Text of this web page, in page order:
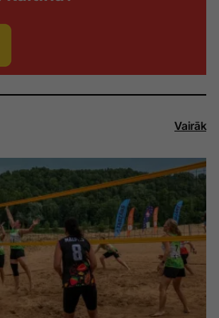
Vairāk